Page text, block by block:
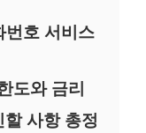
번호 서비스
도와 금리
사항 총정